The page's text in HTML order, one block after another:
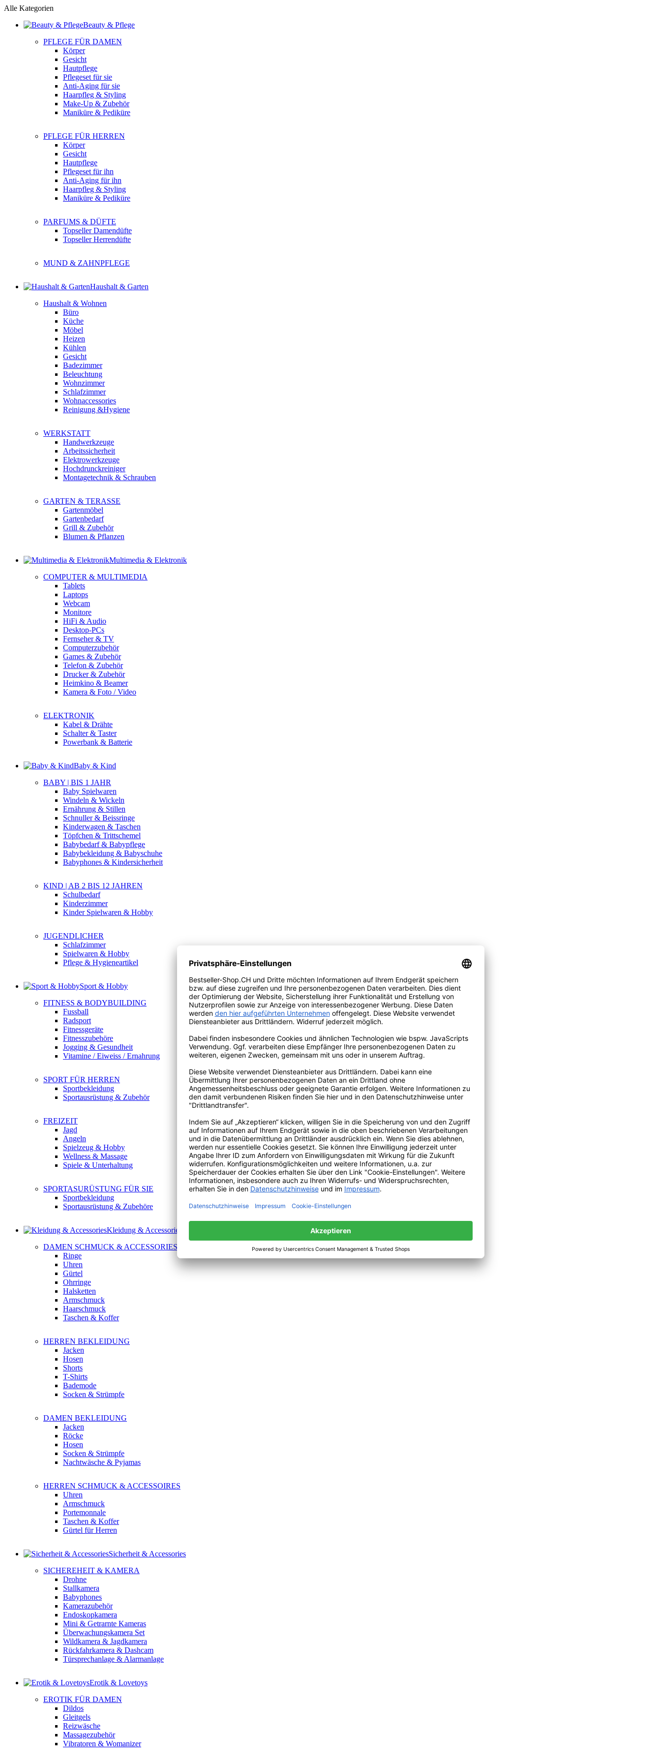
Alle Kategorien
Beauty & Pflege
PFLEGE FÜR DAMEN
Körper
Gesicht
Hautpflege
Pflegeset für sie
Anti-Aging für sie
Haarpfleg & Styling
Make-Up & Zubehör
Maniküre & Pediküre
PFLEGE FÜR HERREN
Körper
Gesicht
Hautpflege
Pflegeset für ihn
Anti-Aging für ihn
Haarpfleg & Styling
Maniküre & Pediküre
PARFUMS & DÜFTE
Topseller Damendüfte
Topseller Herrendüfte
MUND & ZAHNPFLEGE
Haushalt & Garten
Haushalt & Wohnen
Büro
Küche
Möbel
Heizen
Kühlen
Gesicht
Badezimmer
Beleuchtung
Wohnzimmer
Schlafzimmer
Wohnaccessories
Reinigung &Hygiene
WERKSTATT
Handwerkzeuge
Arbeitssicherheit
Elektrowerkzeuge
Hochdrunckreiniger
Montagetechnik & Schrauben
GARTEN & TERASSE
Gartenmöbel
Gartenbedarf
Grill & Zubehör
Blumen & Pflanzen
Multimedia & Elektronik
COMPUTER & MULTIMEDIA
Tablets
Laptops
Webcam
Monitore
HiFi & Audio
Desktop-PCs
Fernseher & TV
Computerzubehör
Games & Zubehör
Telefon & Zubehör
Drucker & Zubehör
Heimkino & Beamer
Kamera & Foto / Video
ELEKTRONIK
Kabel & Drähte
Schalter & Taster
Powerbank & Batterie
Baby & Kind
BABY | BIS 1 JAHR
Baby Spielwaren
Windeln & Wickeln
Ernährung & Stillen
Schnuller & Beissringe
Kinderwagen & Taschen
Töpfchen & Trittschemel
Babybedarf & Babypflege
Babybekleidung & Babyschuhe
Babyphones & Kindersicherheit
KIND | AB 2 BIS 12 JAHREN
Schulbedarf
Kinderzimmer
Kinder Spielwaren & Hobby
JUGENDLICHER
Schlafzimmer
Spielwaren & Hobby
Pflege & Hygieneartikel
Sport & Hobby
FITNESS & BODYBUILDING
Fussball
Radsport
Fitnessgeräte
Fitnesszubehöre
Jogging & Gesundheit
Vitamine / Eiweiss / Ernahrung
SPORT FÜR HERREN
Sportbekleidung
Sportausrüstung & Zubehör
FREIZEIT
Jagd
Angeln
Spielzeug & Hobby
Wellness & Massage
Spiele & Unterhaltung
SPORTASURÜSTUNG FÜR SIE
Sportbekleidung
Sportausrüstung & Zubehöre
Kleidung & Accessories
DAMEN SCHMUCK & ACCESSORIES
Ringe
Uhren
Gürtel
Ohrringe
Halsketten
Armschmuck
Haarschmuck
Taschen & Koffer
HERREN BEKLEIDUNG
Jacken
Hosen
Shorts
T-Shirts
Bademode
Socken & Strümpfe
DAMEN BEKLEIDUNG
Jacken
Röcke
Hosen
Socken & Strümpfe
Nachtwäsche & Pyjamas
HERREN SCHMUCK & ACCESSOIRES
Uhren
Armschmuck
Portemonnale
Taschen & Koffer
Gürtel für Herren
Sicherheit & Accessories
SICHEREHEIT & KAMERA
Drohne
Stallkamera
Babyphones
Kamerazubehör
Endoskopkamera
Mini & Getrarnte Kameras
Überwachungskamera Set
Wildkamera & Jagdkamera
Rückfahrkamera & Dashcam
Türsprechanlage & Alarmanlage
Erotik & Lovetoys
EROTIK FÜR DAMEN
Dildos
Gleitgels
Reizwäsche
Massagezubehör
Vibratoren & Womanizer